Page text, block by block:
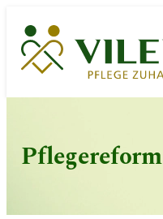
Inhalt
springen
Pflegereform